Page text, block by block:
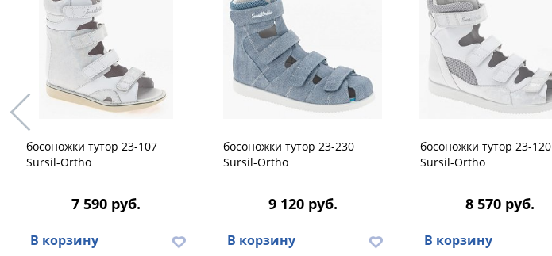
босоножки тутор 23-107
Sursil-Ortho
7 590 руб.
В корзину
босоножки тутор 23-230
Sursil-Ortho
9 120 руб.
В корзину
босоножки тутор 23-120
Sursil-Ortho
8 570 руб.
В корзину